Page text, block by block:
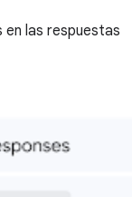
las respuestas